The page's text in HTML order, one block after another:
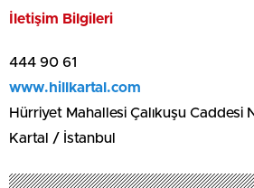
İletişim Bilgileri
444 90 61
www.hillkartal.com
Hürriyet Mahallesi Çalıkuşu Caddesi
Kartal / İstanbul